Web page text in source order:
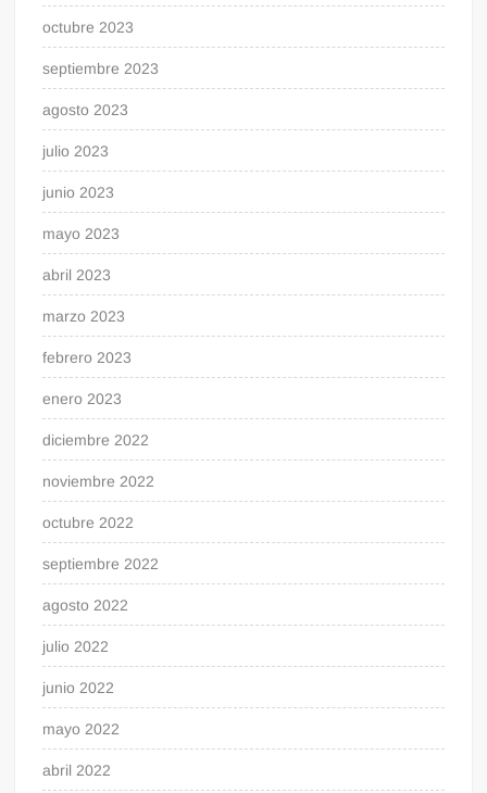
octubre 2023
septiembre 2023
agosto 2023
julio 2023
junio 2023
mayo 2023
abril 2023
marzo 2023
febrero 2023
enero 2023
diciembre 2022
noviembre 2022
octubre 2022
septiembre 2022
agosto 2022
julio 2022
junio 2022
mayo 2022
abril 2022